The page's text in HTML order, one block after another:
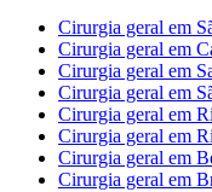
Cirurgia geral em
Cirurgia geral em
Cirurgia geral em
Cirurgia geral em
Cirurgia geral em
Cirurgia geral em
Cirurgia geral em
Cirurgia geral em